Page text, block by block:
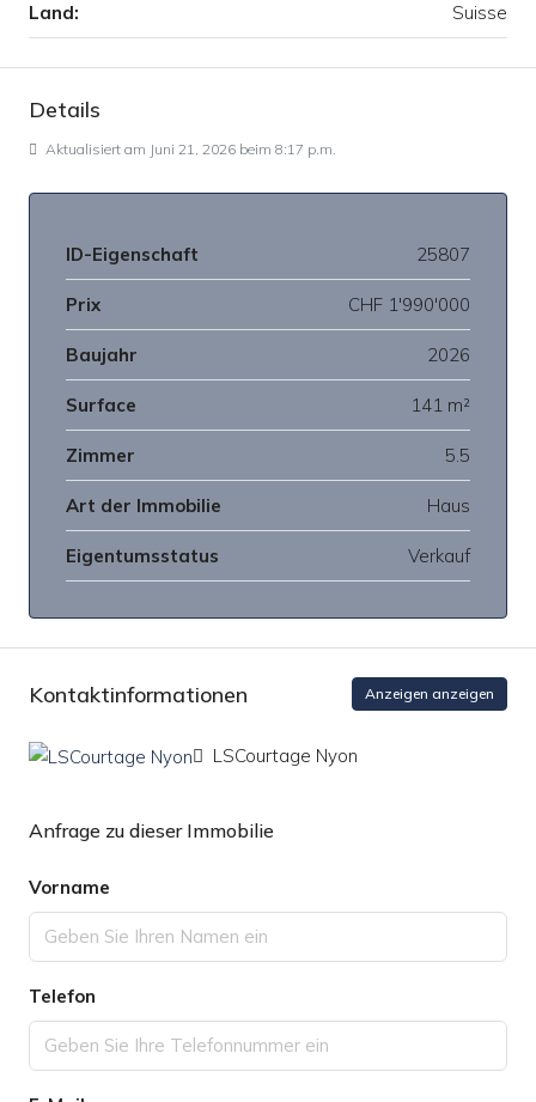
Land: Suisse
Details
Aktualisiert am Juni 21, 2026 beim 8:17 p.m.
ID-Eigenschaft 25807
Prix CHF 1'990'000
Baujahr 2026
Surface 141 m²
Zimmer 5.5
Art der Immobilie Haus
Eigentumsstatus Verkauf
Kontaktinformationen Anzeigen anzeigen
LSCourtage Nyon
Anfrage zu dieser Immobilie
Vorname
Telefon